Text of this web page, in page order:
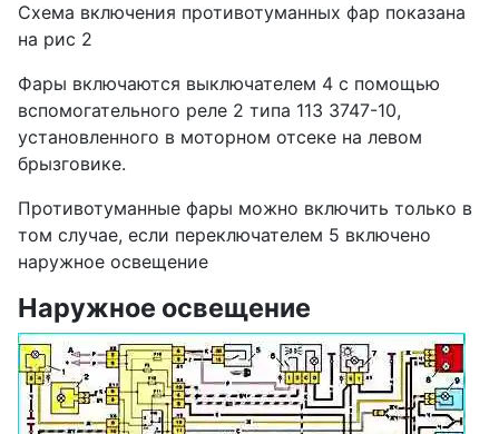
Схема включения противотуманных фар показана
на рис 2
Фары включаются выключателем 4 с помощью
вспомогательного реле 2 типа 113 3747-10,
установленного в моторном отсеке на левом
брызговике.
Противотуманные фары можно включить только в
том случае, если переключателем 5 включено
наружное освещение
Наружное освещение